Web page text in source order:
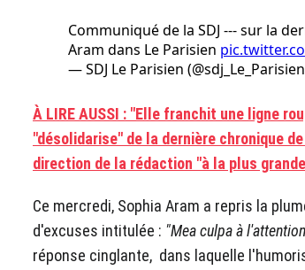
Communiqué de la SDJ --- sur la
Aram dans Le Parisien
— SDJ Le Parisien
À LIRE AUSSI : "Elle franchit une ligne
"désolidarise" de la dernière chronique
direction de la rédaction "à la plus
Ce mercredi, Sophia Aram a repris la
d'excuses intitulée : "Mea culpa à
réponse cinglante, dans laquelle